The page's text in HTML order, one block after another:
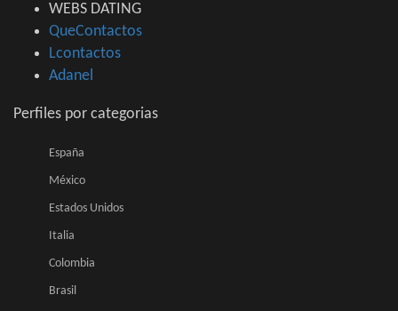
WEBS DATING
QueContactos
Lcontactos
Adanel
Perfiles por categorias
España
México
Estados Unidos
Italia
Colombia
Brasil